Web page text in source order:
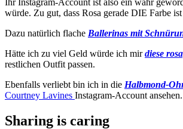
würde. Zu gut, dass Rosa gerade DIE Farbe
Dazu natürlich flache Ballerinas mit
Hätte ich zu viel Geld würde ich mirdiese
restlichen Outfit passen.
Ebenfalls verliebt bin ich in die Halbmond-
Courtney Lavines Instagram-Account
Sharing is caring